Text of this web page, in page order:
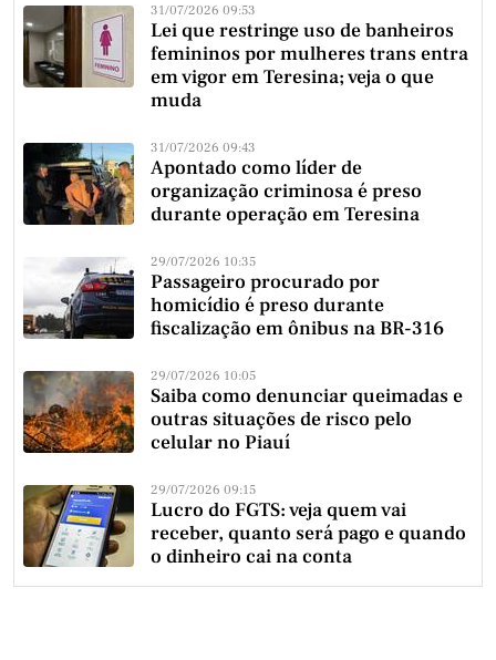
31/07/2026 09:53
Lei que restringe uso de banheiros
femininos por mulheres trans entra
em vigor em Teresina; veja o que
muda
31/07/2026 09:43
Apontado como líder de
organização criminosa é preso
durante operação em Teresina
29/07/2026 10:35
Passageiro procurado por
homicídio é preso durante
fiscalização em ônibus na BR-316
29/07/2026 10:05
Saiba como denunciar queimadas e
outras situações de risco pelo
celular no Piauí
29/07/2026 09:15
Lucro do FGTS: veja quem vai
receber, quanto será pago e quando
o dinheiro cai na conta